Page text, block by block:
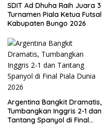
SDIT Ad Dhuha Raih Juara 3
Turnamen Piala Ketua Futsal
Kabupaten Bungo 2026
Argentina Bangkit Dramatis,
Tumbangkan Inggris 2-1 dan
Tantang Spanyol di Final